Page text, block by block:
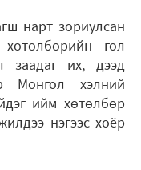
нарт зориулсан
гол
заадаг их, дээд
Монгол хэлний
ийм хөтөлбөр
нэгээс хоёр